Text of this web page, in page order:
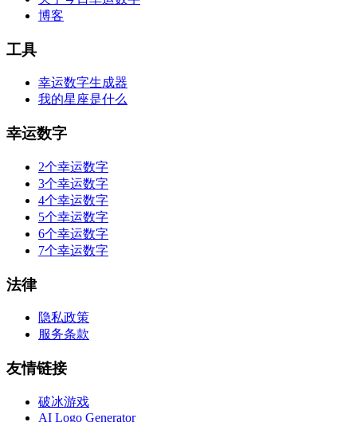
博客
工具
幸运数字生成器
我的星座是什么
幸运数字
2个幸运数字
3个幸运数字
4个幸运数字
5个幸运数字
6个幸运数字
7个幸运数字
法律
隐私政策
服务条款
友情链接
破冰游戏
AI Logo Generator